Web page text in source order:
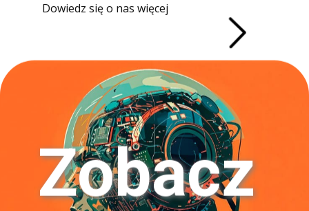
Dowiedz się o nas więcej
Zobacz​